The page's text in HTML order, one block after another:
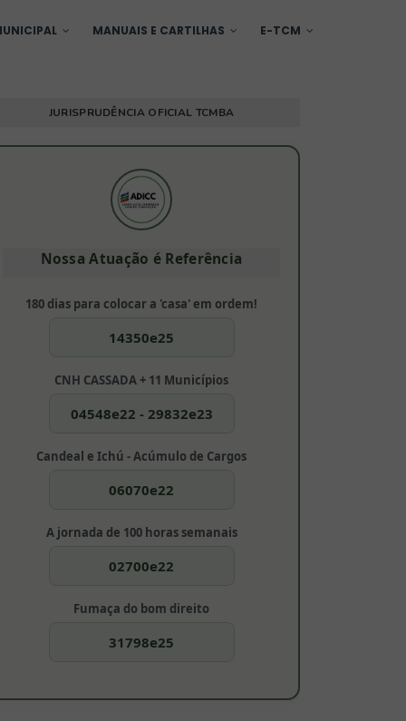
MANUAIS E CARTILHAS E-TCM
JURISPRUDÊNCIA OFICIAL TCMBA
Nossa Atuação é Referência
180 dias para colocar a 'casa' em ordem!
14350e25
CNH CASSADA + 11 Municípios
04548e22 - 29832e23
Candeal e Ichú - Acúmulo de Cargos
06070e22
A jornada de 100 horas semanais
02700e22
Fumaça do bom direito
31798e25